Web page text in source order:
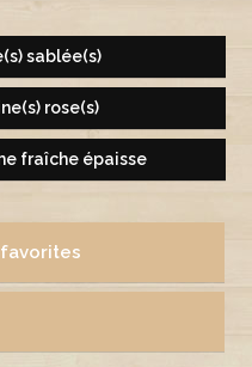
sablée(s)
rose(s)
fraîche épaisse